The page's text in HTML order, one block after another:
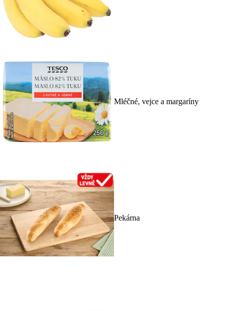
Mléčné, vejce a margaríny
Pekárna